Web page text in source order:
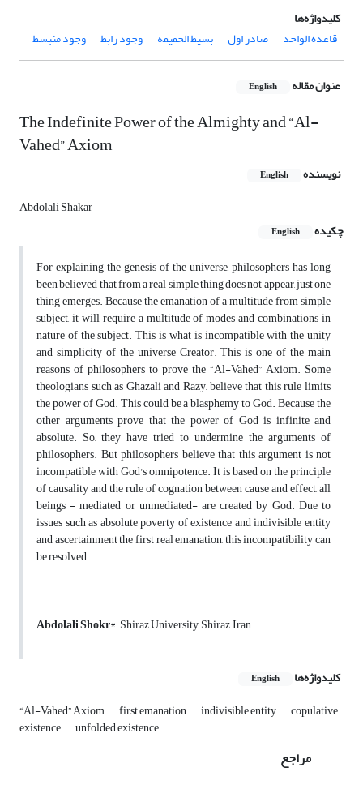
کلیدواژه‌ها
قاعده الواحد
صادر اول بسیط الحقیقه وجود رابط وجود منبسط
عنوان مقاله English
The Indefinite Power of the Almighty and “Al-
Vahed” Axiom
نویسنده English
Abdolali Shakar
چکیده
English
For explaining the genesis of the universe, philosophers has long
been believed that from a real simple thing does not appear, just one
thing emerges. Because the emanation of a multitude from simple
subject, it will require a multitude of modes and combinations in
nature of the subject. This is what is incompatible with the unity
and simplicity of the universe Creator. This is one of the main
reasons of philosophers to prove the “Al-Vahed” Axiom. Some
theologians such as Ghazali and Razy, believe that this rule limits
the power of God. This could be a blasphemy to God. Because the
other arguments prove that the power of God is infinite and
absolute. So, they have tried to undermine the arguments of
philosophers. But philosophers believe that this argument is not
incompatible with God's omnipotence. It is based on the principle
of causality and the rule of cognation between cause and effect, all
beings - mediated or unmediated- are created by God. Due to
issues such as absolute poverty of existence and indivisible entity
and ascertainment the first real emanation, this incompatibility can
be resolved.
Abdolali Shokr*. Shiraz University, Shiraz, Iran
کلیدواژه‌ها English
“Al-Vahed” Axiom first emanation indivisible entity copulative
existence unfolded existence
مراجع